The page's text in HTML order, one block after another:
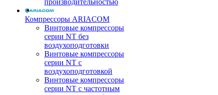
производительностью
Компрессоры ARIACOM
Винтовые компрессоры
серии NT без
воздухоподготовки
Винтовые компрессоры
серии NT c
воздухоподготовкой
Винтовые компрессоры
серии NT с частотным